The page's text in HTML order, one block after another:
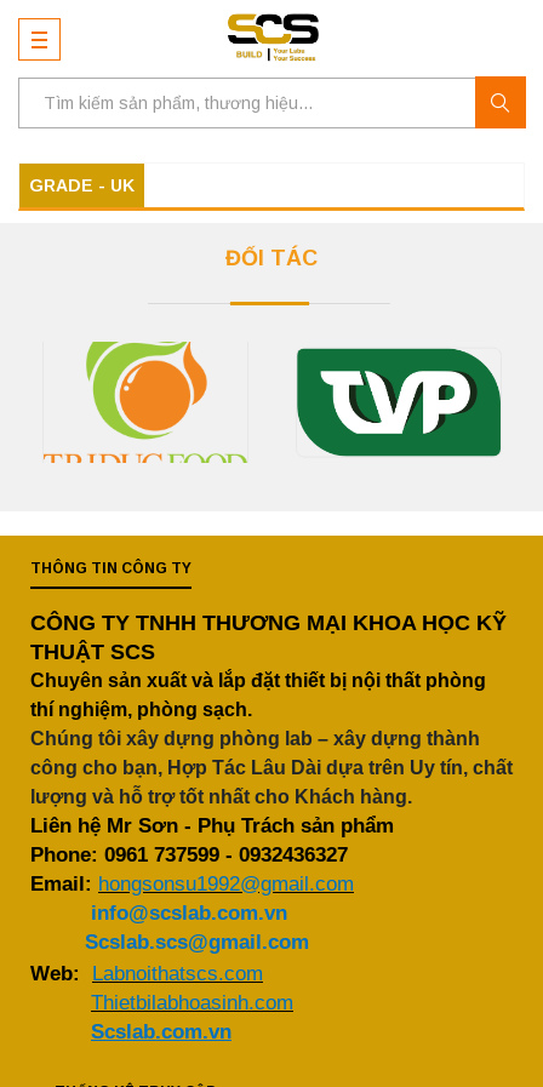
GRADE - UK
ĐỐI TÁC
THÔNG TIN CÔNG TY
CÔNG TY TNHH THƯƠNG MẠI KHOA HỌC KỸ
THUẬT SCS
Chuyên sản xuất và lắp đặt thiết bị nội thất phòng
thí nghiệm, phòng sạch.
Chúng tôi xây dựng phòng lab – xây dựng thành
công cho bạn, Hợp Tác Lâu Dài dựa trên Uy tín, chất
lượng và hỗ trợ tốt nhất cho Khách hàng.
Liên hệ Mr Sơn - Phụ Trách sản phẩm
Phone: 0961 737599 - 0932436327
Email: hongsonsu1992@gmail.com
info@scslab.com.vn
Scslab.scs@gmail.com
Web: Labnoithatscs.com
Thietbilabhoasinh.com
Scslab.com.vn